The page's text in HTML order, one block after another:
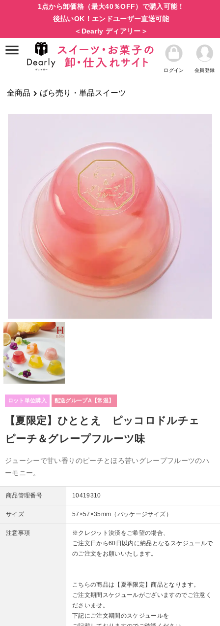
1点から卸価格（最大40％OFF）で購入可能！
後払いOK！エンドユーザー直送可能
＜Dearly ディアリー＞
ログイン 会員登録
全商品 ばら売り・単品スイーツ
ロット単位購入 配送グループA【常温】
【夏限定】ひととえ ピッコロドルチェ
ピーチ＆グレープフルーツ味
ジューシーで甘い香りのピーチとほろ苦いグレープフルーツのハ
ーモニー。
商品管理番号 10419310
サイズ 57×57×35mm（パッケージサイズ）
注意事項
※クレジット決済をご希望の場合、
ご注文日から60日以内に納品となるスケジュールで
のご注文をお願いいたします。
こちらの商品は【夏季限定】商品となります。
ご注文期間スケジュールがございますのでご注意く
ださいませ。
下記にご注文期間のスケジュールを